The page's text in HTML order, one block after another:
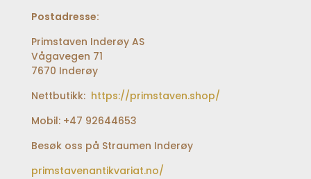
Postadresse:
Primstaven Inderøy AS
Vågavegen 71
7670 Inderøy
Nettbutikk: https://primstaven.shop/
Mobil: +47 92644653
Besøk oss på Straumen Inderøy
primstavenantikvariat.no/